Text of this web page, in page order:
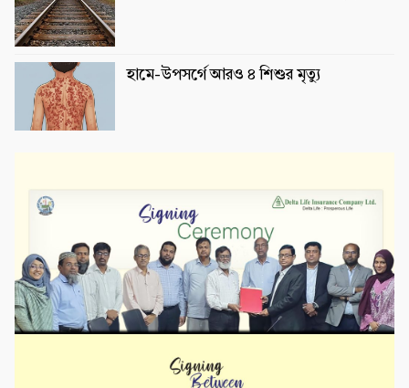
হামে-উপসর্গে আরও ৪ শিশুর মৃত্যু